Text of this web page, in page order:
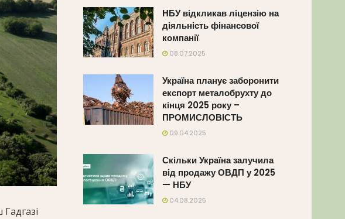
НБУ відкликав ліцензію на
діяльність фінансової
компанії
08.07.2025
Україна планує заборонити
експорт металобрухту до
кінця 2025 року –
ПРОМИСЛОВІСТЬ
09.04.2025
Скільки Україна залучила
від продажу ОВДП у 2025
— НБУ
04.08.2025